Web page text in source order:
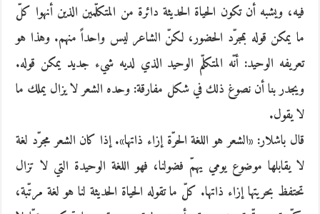
فيه، ويشبه أن تكون الحياة الحديثة دائرة من المتكلّمين الذين أنهوا كلّ
ما يمكن قوله بمجرّد الحضور، لكنّ الشاعر ليس واحداً منهم. وهذا هو
تعريفه الوحيد: أنّه المتكلّم الوحيد الذي لديه شيء جديد يمكن قوله.
ويجدر بنا أن نصوغ ذلك في شكل مفارقة: وحده الشعر لا يزال يملك ما
لا يقول.
قال باشلار: «الشعر هو اللغة الحرّة إزاء ذاتها». إذا كان الشعر مجرّد لغة
لا يقابلها موضوع يومي يهمّ فضولنا، فهو اللغة الوحيدة التي لا تزال
تحتفظ بحريتها إزاء ذاتها. كلّ ما تقوله الحياة الحديثة لنا هو لغة مرتّبة،